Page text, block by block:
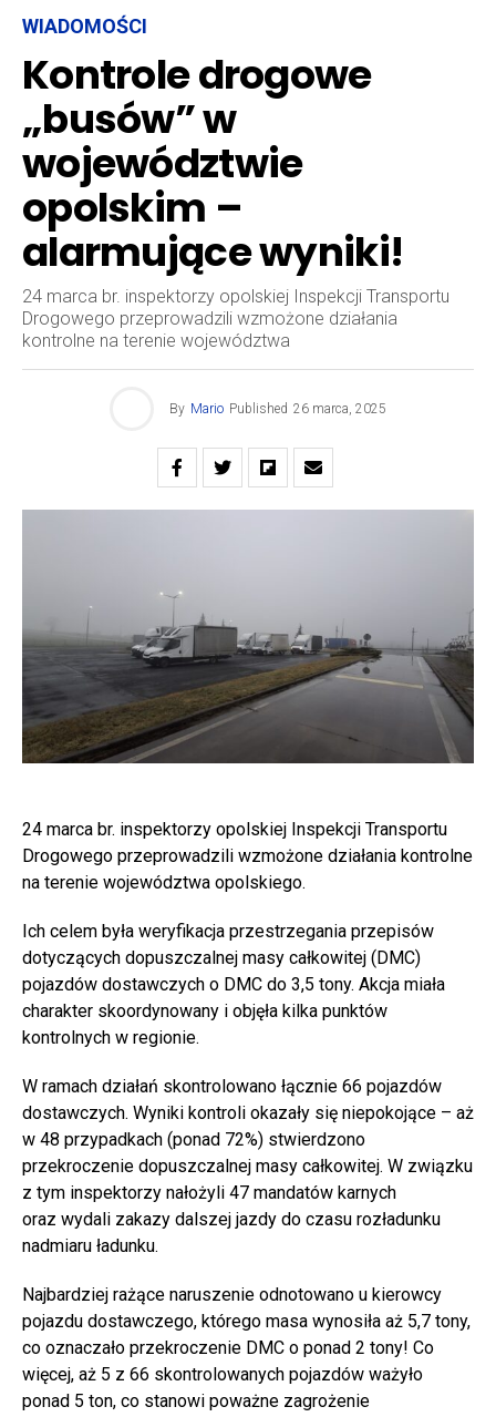
WIADOMOŚCI
Kontrole drogowe
„busów” w
województwie
opolskim –
alarmujące wyniki!
24 marca br. inspektorzy opolskiej Inspekcji Transportu
Drogowego przeprowadzili wzmożone działania
kontrolne na terenie województwa
By Mario Published 26 marca, 2025
24 marca br. inspektorzy opolskiej Inspekcji Transportu
Drogowego przeprowadzili wzmożone działania kontrolne
na terenie województwa opolskiego.
Ich celem była weryfikacja przestrzegania przepisów
dotyczących dopuszczalnej masy całkowitej (DMC)
pojazdów dostawczych o DMC do 3,5 tony. Akcja miała
charakter skoordynowany i objęła kilka punktów
kontrolnych w regionie.
W ramach działań skontrolowano łącznie 66 pojazdów
dostawczych. Wyniki kontroli okazały się niepokojące – aż
w 48 przypadkach (ponad 72%) stwierdzono
przekroczenie dopuszczalnej masy całkowitej. W związku
z tym inspektorzy nałożyli 47 mandatów karnych
oraz wydali zakazy dalszej jazdy do czasu rozładunku
nadmiaru ładunku.
Najbardziej rażące naruszenie odnotowano u kierowcy
pojazdu dostawczego, którego masa wynosiła aż 5,7 tony,
co oznaczało przekroczenie DMC o ponad 2 tony! Co
więcej, aż 5 z 66 skontrolowanych pojazdów ważyło
ponad 5 ton, co stanowi poważne zagrożenie